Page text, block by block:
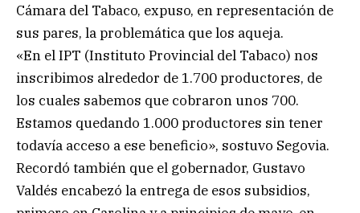
Cámara del Tabaco, expuso, en representación de
sus pares, la problemática que los aqueja.
«En el IPT (Instituto Provincial del Tabaco) nos
inscribimos alrededor de 1.700 productores, de
los cuales sabemos que cobraron unos 700.
Estamos quedando 1.000 productores sin tener
todavía acceso a ese beneficio», sostuvo Segovia.
Recordó también que el gobernador, Gustavo
Valdés encabezó la entrega de esos subsidios,